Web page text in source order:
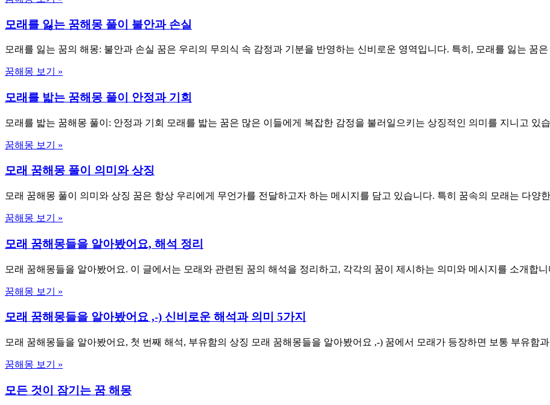
모래를 잃는 꿈해몽 풀이 불안과 손실
모래를 잃는 꿈의 해몽: 불안과 손실 꿈은 우리의 무의식 속 감정과 기분을 반영하는 신비로운 영역입니다. 특히, 모래를 잃는 꿈은
꿈해몽 보기 »
모래를 밟는 꿈해몽 풀이 안정과 기회
모래를 밟는 꿈해몽 풀이: 안정과 기회 모래를 밟는 꿈은 많은 이들에게 복잡한 감정을 불러일으키는 상징적인 의미를 지니고 있
꿈해몽 보기 »
모래 꿈해몽 풀이 의미와 상징
모래 꿈해몽 풀이 의미와 상징 꿈은 항상 우리에게 무언가를 전달하고자 하는 메시지를 담고 있습니다. 특히 꿈속의 모래는 다양
꿈해몽 보기 »
모래 꿈해몽들을 알아봤어요, 해석 정리
모래 꿈해몽들을 알아봤어요. 이 글에서는 모래와 관련된 꿈의 해석을 정리하고, 각각의 꿈이 제시하는 의미와 메시지를 소개합
꿈해몽 보기 »
모래 꿈해몽들을 알아봤어요 ,-) 신비로운 해석과 의미 5가지
모래 꿈해몽들을 알아봤어요, 첫 번째 해석, 부유함의 상징 모래 꿈해몽들을 알아봤어요 ,-) 꿈에서 모래가 등장하면 보통 부유함
꿈해몽 보기 »
모든 것이 잠기는 꿈 해몽